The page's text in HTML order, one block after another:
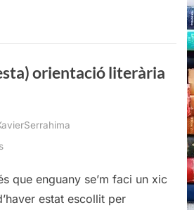
orientació literària
a
meva
(modesta)
que enguany se’m faci un xic
estat escollit per